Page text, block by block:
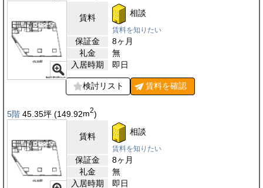
賃料 相談
賃料を知りたい
保証金
8ヶ月
礼金
無
入居時期
即日
検討リスト 賃料を確認
5階 45.35坪 (149.92m2)
賃料 相談
賃料を知りたい
保証金
8ヶ月
礼金
無
入居時期
即日